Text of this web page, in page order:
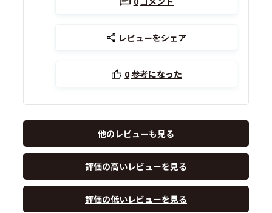
レビューをシェア
0参考になった
他のレビューも見る
評価の高いレビューを見る
評価の低いレビューを見る